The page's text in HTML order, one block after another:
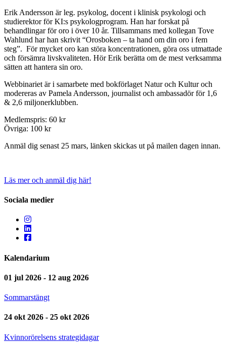
Erik Andersson är leg. psykolog, docent i klinisk psykologi och
studierektor för KI:s psykologprogram. Han har forskat på
behandlingar för oro i över 10 år. Tillsammans med kollegan Tove
Wahlund har han skrivit “Orosboken – ta hand om din oro i fem
steg”. För mycket oro kan störa koncentrationen, göra oss utmattade
och försämra livskvaliteten. Hör Erik berätta om de mest verksamma
sätten att hantera sin oro.
Webbinariet är i samarbete med bokförlaget Natur och Kultur och
modereras av Pamela Andersson, journalist och ambassadör för 1,6
& 2,6 miljonerklubben.
Medlemspris: 60 kr
Övriga: 100 kr
Anmäl dig senast 25 mars, länken skickas ut på mailen dagen innan.
Läs mer och anmäl dig här!
Sociala medier
Kalendarium
01 jul 2026 - 12 aug 2026
Sommarstängt
24 okt 2026 - 25 okt 2026
Kvinnorörelsens strategidagar